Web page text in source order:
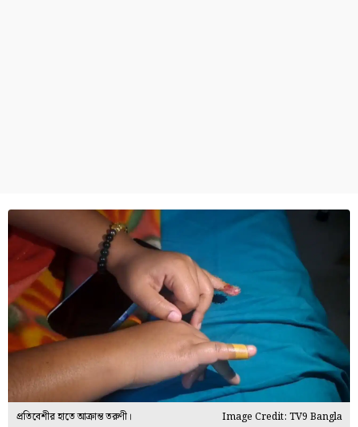
প্রতিবেশীর হাতে আক্রান্ত তরুণী। Image Credit: TV9 Bangla